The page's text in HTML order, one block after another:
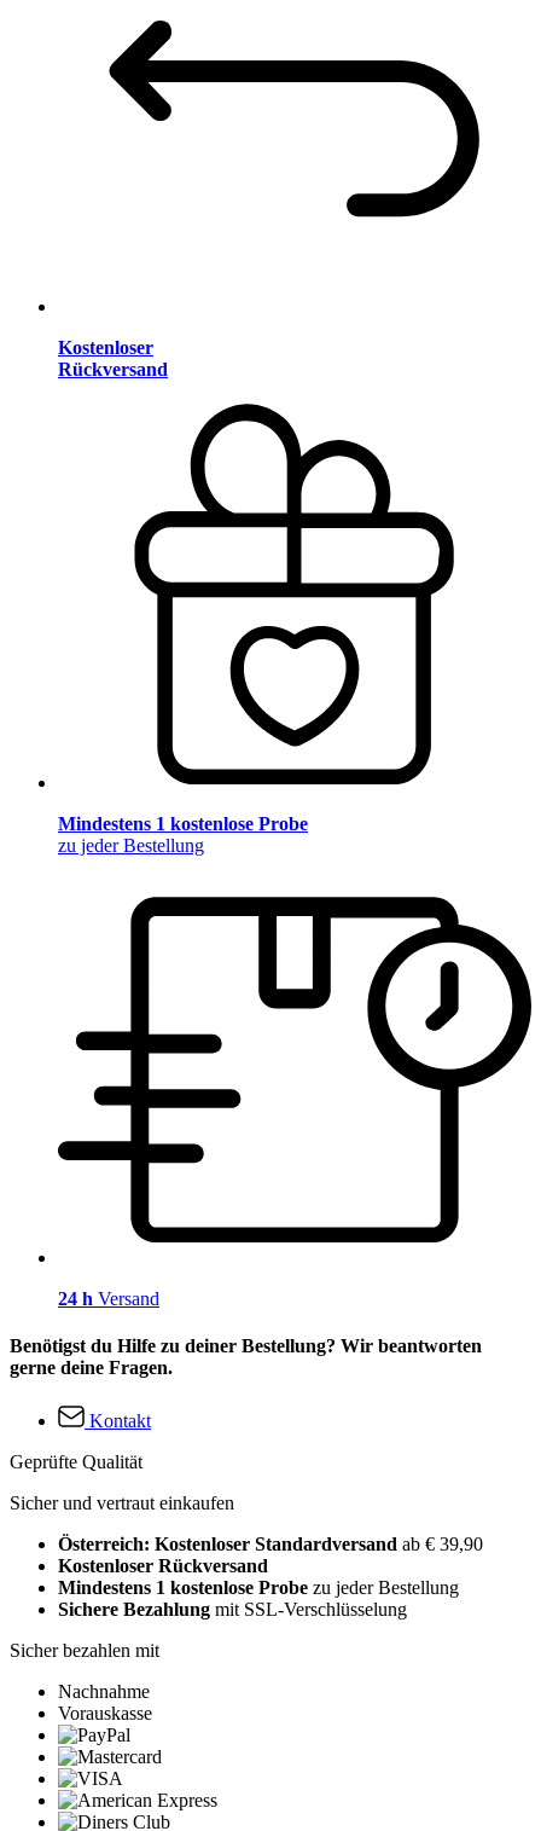
Kostenloser
Rückversand
Mindestens 1 kostenlose Probe
zu jeder Bestellung
24 h Versand
Benötigst du Hilfe zu deiner Bestellung? Wir beantworten
gerne deine Fragen.
Kontakt
Geprüfte Qualität
Sicher und vertraut einkaufen
Österreich: Kostenloser Standardversand ab € 39,90
Kostenloser Rückversand
Mindestens 1 kostenlose Probe zu jeder Bestellung
Sichere Bezahlung mit SSL-Verschlüsselung
Sicher bezahlen mit
Nachnahme
Vorauskasse